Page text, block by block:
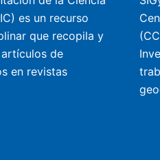
es un recurso
que recopila y
de
en revistas